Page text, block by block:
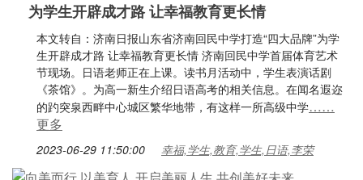
为学生开辟成才路 让幸福教育更长情
本文转自：济南日报山东省济南回民中学打造“四大品牌”为学
生开辟成才路 让幸福教育更长情 济南回民中学首届体育艺术
节现场。日语老师正在上课。读书月活动中，学生表演话剧
《茶馆》。为高一新生介绍日语高考的相关信息。在闻名遐迩
的趵突泉西畔中心城区繁华地带，有这样一所高级中学……
更多
2023-06-29 11:50:00 幸福,学生,教育,学生,日语,李荣